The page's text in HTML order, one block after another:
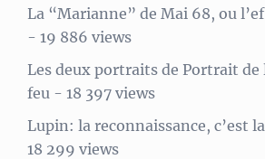
La “Marianne” de Mai 68, ou
- 19 886 views
Les deux portraits de Portrait de
feu - 18 397 views
Lupin: la reconnaissance, c’est
18 299 views